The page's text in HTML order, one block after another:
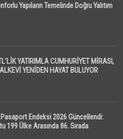
Yapıların Temelinde Doğru Yalıtım
YATIRIMLA CUMHURİYET MİRASI,
YENİDEN HAYAT BULUYOR
Endeksi 2026 Güncellendi:
199 Ülke Arasında 86. Sırada